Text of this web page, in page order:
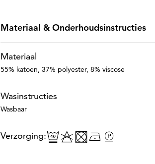
Materiaal & Onderhoudsinstructies
Materiaal
55% katoen, 37% polyester, 8% viscose
Wasinstructies
Wasbaar
Verzorging: